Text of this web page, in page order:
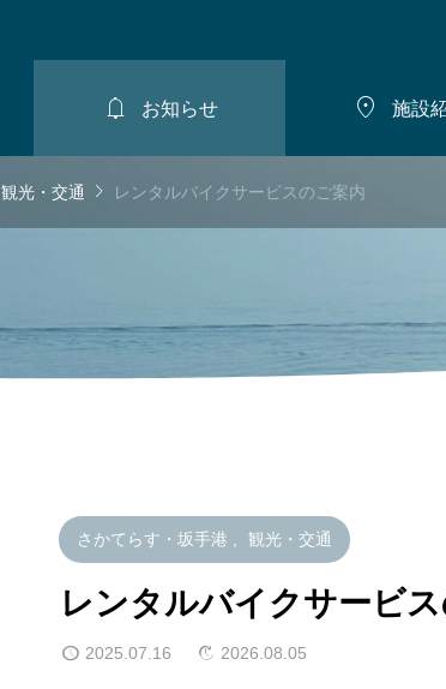
 お知らせ  施設
観光・交通  レンタルバイクサービスのご案内
さかてらす・坂手港 観光・交通
レンタルバイクサービ
2025.07.16 2026.08.05